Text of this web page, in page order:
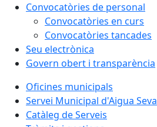
Convocatòries de personal
Convocatòries en curs
Convocatòries tancades
Seu electrònica
Govern obert i transparència
Oficines municipals
Servei Municipal d'Aigua Seva
Catàleg de Serveis